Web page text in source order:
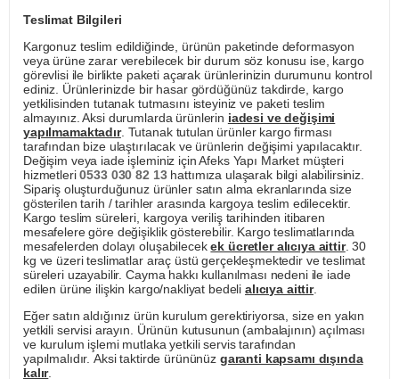
Teslimat Bilgileri
Kargonuz teslim edildiğinde, ürünün paketinde deformasyon
veya ürüne zarar verebilecek bir durum söz konusu ise, kargo
görevlisi ile birlikte paketi açarak ürünlerinizin durumunu kontrol
ediniz. Ürünlerinizde bir hasar gördüğünüz takdirde, kargo
yetkilisinden tutanak tutmasını isteyiniz ve paketi teslim
almayınız. Aksi durumlarda ürünlerin iadesi ve değişimi
yapılmamaktadır. Tutanak tutulan ürünler kargo firması
tarafından bize ulaştırılacak ve ürünlerin değişimi yapılacaktır.
Değişim veya iade işleminiz için Afeks Yapı Market müşteri
hizmetleri0533 030 82 13hattımıza ulaşarak bilgi alabilirsiniz.
Sipariş oluşturduğunuz ürünler satın alma ekranlarında size
gösterilen tarih / tarihler arasında kargoya teslim edilecektir.
Kargo teslim süreleri, kargoya veriliş tarihinden itibaren
mesafelere göre değişiklik gösterebilir. Kargo teslimatlarında
mesafelerden dolayı oluşabilecekek ücretler alıcıya aittir. 30
kg ve üzeri teslimatlar araç üstü gerçekleşmektedir ve teslimat
süreleri uzayabilir. Cayma hakkı kullanılması nedeni ile iade
edilen ürüne ilişkin kargo/nakliyat bedeli alıcıya aittir.
Eğer satın aldığınız ürün kurulum gerektiriyorsa, size en yakın
yetkili servisi arayın. Ürünün kutusunun (ambalajının) açılması
ve kurulum işlemi mutlaka yetkili servis tarafından
yapılmalıdır. Aksi taktirde ürününüz garanti kapsamı dışında
kalır.